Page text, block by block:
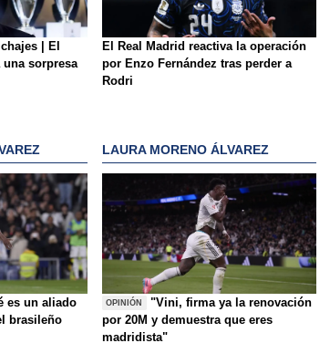
| El
una sorpresa
El Real Madrid reactiva la operación
por Enzo Fernández tras perder a
Rodri
es un aliado
brasileño
LAURA MORENO ÁLVAREZ
OPINIÓN
"Vini, firma ya la renovación
por 20M y demuestra que eres
madridista"